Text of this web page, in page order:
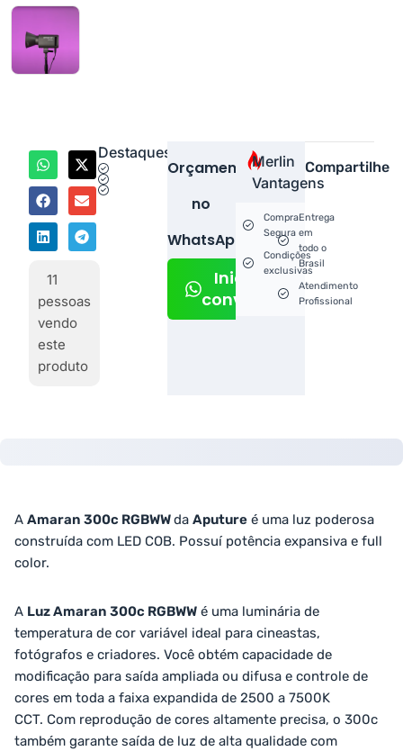
Destaques
Orçamento
no
WhatsApp!
Iniciar
conversa
Compartilhe
11
pessoas
vendo
este
produto
Merlin
Vantagens
Compra
Segura
Condições
exclusivas
Entrega
em
todo o
Brasil
Atendimento
Profissional
A Amaran 300c RGBWWda Aputure é uma luz poderosa
construída com LED COB. Possuí potência expansiva e full
color.
A Luz Amaran 300c RGBWW é uma luminária de
temperatura de cor variável ideal para cineastas,
fotógrafos e criadores. Você obtém capacidade de
modificação para saída ampliada ou difusa e controle de
cores em toda a faixa expandida de 2500 a 7500K
CCT. Com reprodução de cores altamente precisa, o 300c
também garante saída de luz de alta qualidade com